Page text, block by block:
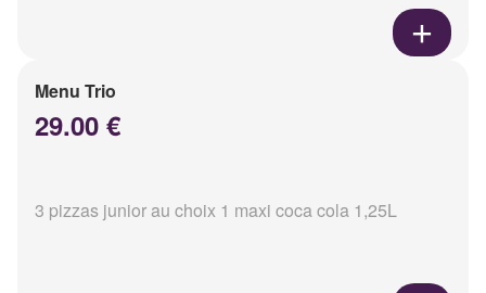
Menu Trio
29.00 €
3 pizzas junior au choix 1 maxi coca cola 1,25L